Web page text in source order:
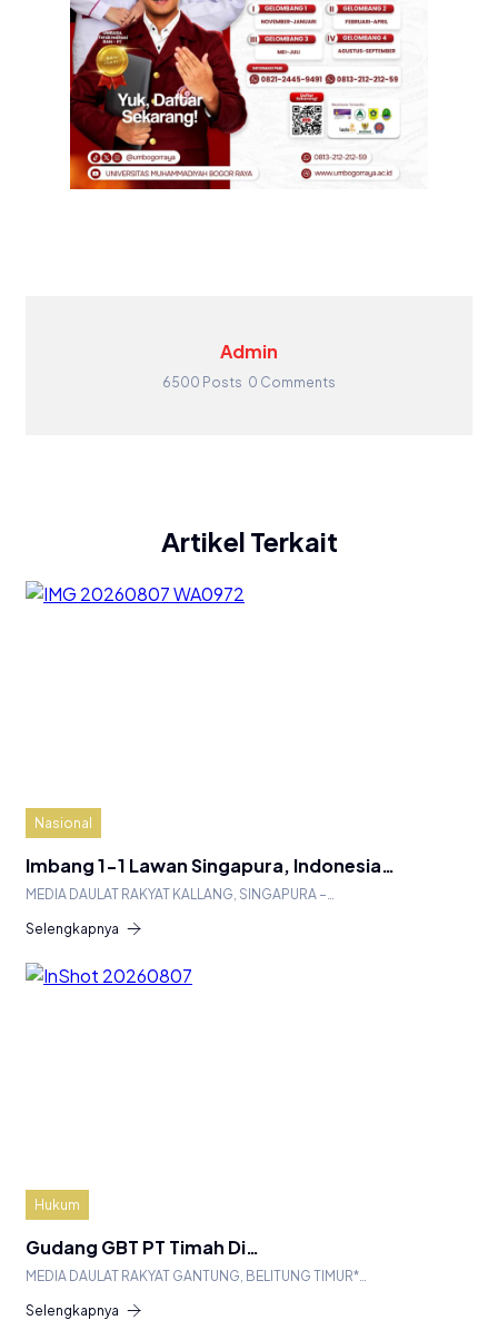
Admin
6500 Posts 0 Comments
Artikel Terkait
Nasional
Imbang 1-1 Lawan Singapura, Indonesia…
MEDIA DAULAT RAKYAT KALLANG, SINGAPURA –…
Selengkapnya
Hukum
Gudang GBT PT Timah Di…
MEDIA DAULAT RAKYAT GANTUNG, BELITUNG TIMUR*…
Selengkapnya